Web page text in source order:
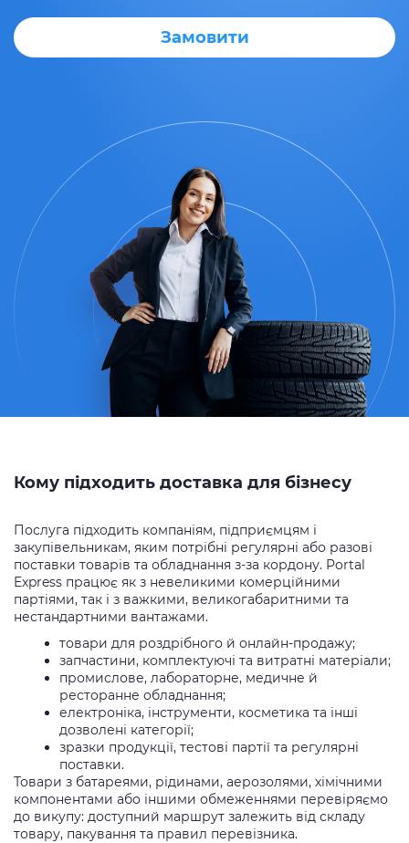
Замовити
Кому підходить доставка для бізнесу
Послуга підходить компаніям, підприємцям і
закупівельникам, яким потрібні регулярні або разові
поставки товарів та обладнання з-за кордону. Portal
Express працює як з невеликими комерційними
партіями, так і з важкими, великогабаритними та
нестандартними вантажами.
товари для роздрібного й онлайн-продажу;
запчастини, комплектуючі та витратні матеріали;
промислове, лабораторне, медичне й
ресторанне обладнання;
електроніка, інструменти, косметика та інші
дозволені категорії;
зразки продукції, тестові партії та регулярні
поставки.
Товари з батареями, рідинами, аерозолями, хімічними
компонентами або іншими обмеженнями перевіряємо
до викупу: доступний маршрут залежить від складу
товару, пакування та правил перевізника.